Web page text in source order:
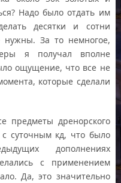
Надо было отдать им
десятки и сотни
нужны. За то немногое,
я получал вполне
ощущение, что все не
которые сделали
предметы дренорского
с суточным кд, что было
дополнениях
с применением
Да, это значительно